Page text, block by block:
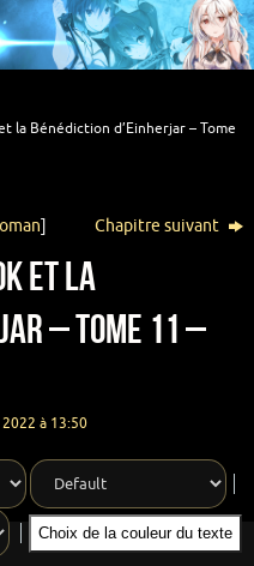
la Bénédiction d’Einherjar – Tome
] Chapitre suivant
et la
– Tome 11 –
à 13:50
Choix de la couleur du texte